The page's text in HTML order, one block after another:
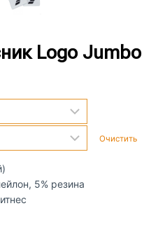
Logo Jumbo
Очистить
5% резина